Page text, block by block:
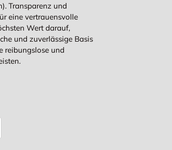
Transparenz und
eine vertrauensvolle
Wert darauf,
und zuverlässige Basis
reibungslose und